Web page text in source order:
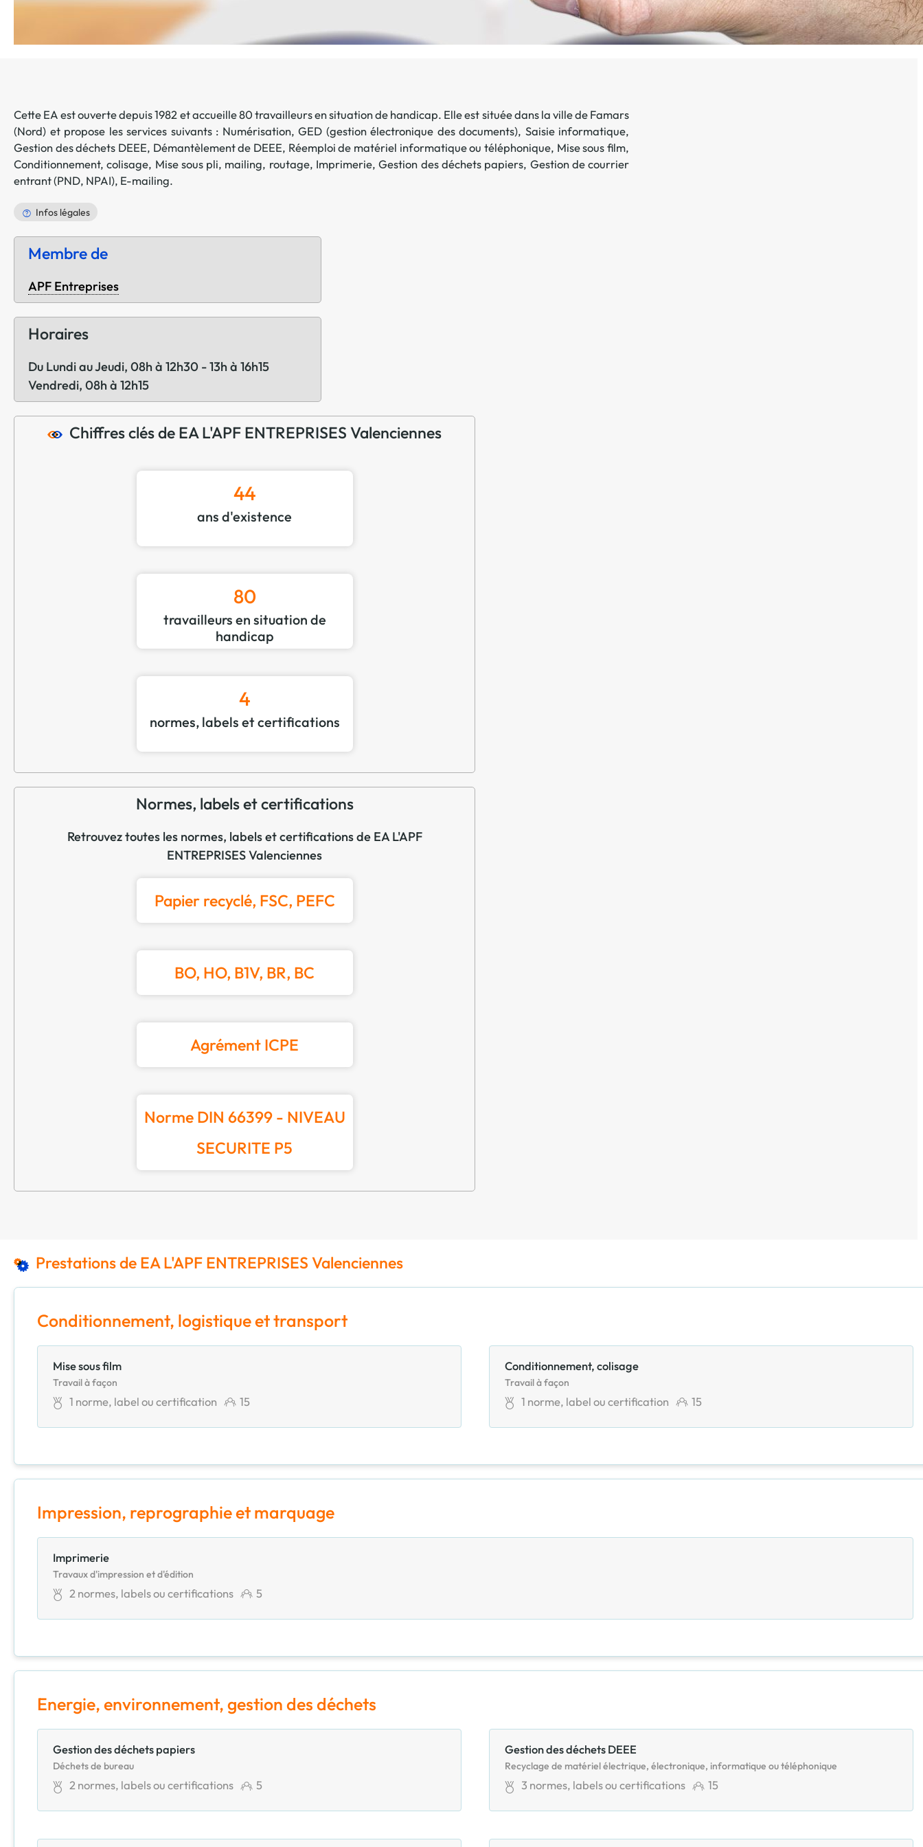
Offre spéciale Groupement
Cette EA est ouverte depuis 1982 et accueille 80 travailleurs en situation de handicap. Elle est située dans la ville deFamars
(Nord) et propose les services suivants : Numérisation, GED (gestion électronique des documents), Saisie informatique,
Gestion des déchets DEEE, Démantèlement de DEEE, Réemploi de matériel informatique ou téléphonique, Mise sous film,
Conditionnement, colisage, Mise sous pli, mailing, routage, Imprimerie,Gestion des déchets papiers, Gestion de courrier
entrant (PND, NPAI), E-mailing.
Infos légales
Membre de
APF Entreprises
Horaires
Du Lundi au Jeudi, 08h à 12h30 - 13h à 16h15
Vendredi, 08h à 12h15
Chiffres clés de EA L'APF ENTREPRISES Valenciennes
44
ans d'existence
80
travailleurs en situation de
handicap
4
normes, labels et certifications
Normes, labels et certifications
Retrouvez toutes les normes, labels et certifications de EA L'APF
ENTREPRISES Valenciennes
Papier recyclé, FSC, PEFC
BO, HO, B1V, BR, BC
Agrément ICPE
Norme DIN 66399 - NIVEAU
SECURITE P5
Prestations de EA L'APF ENTREPRISES Valenciennes
Conditionnement, logistique et transport
Mise sous film
Travail à façon
1 norme, label ou certification 15
Conditionnement, colisage
Travail à façon
1 norme, label ou certification 15
Impression, reprographie et marquage
Imprimerie
Travaux d'impression et d'édition
2normes, labels ou certifications 5
Energie, environnement, gestion des déchets
Gestion des déchets papiers
Déchets de bureau
2normes, labels ou certifications 5
Gestion des déchets DEEE
Recyclage de matériel électrique, électronique, informatique ou téléphonique
3 normes, labels ou certifications 15